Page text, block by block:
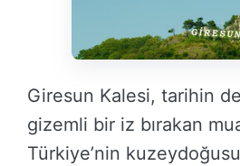
Giresun Kalesi, tarihin
gizemli bir iz bırakan
Türkiye’nin